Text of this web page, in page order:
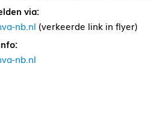
via:
nb.nl (verkeerde link in flyer)
nb.nl